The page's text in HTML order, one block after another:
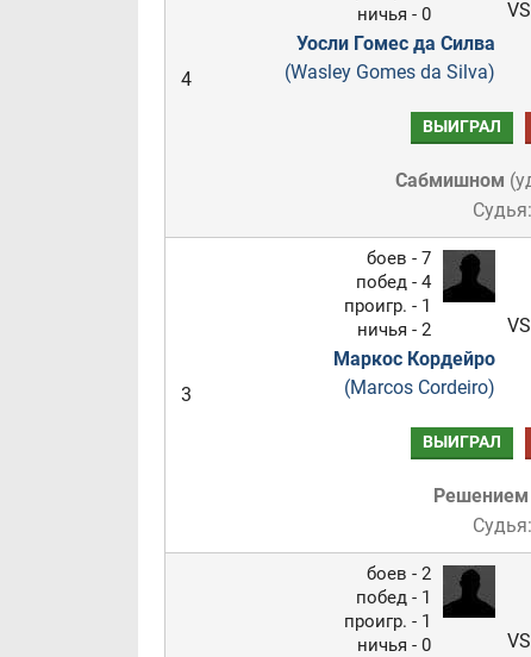
4
ничья - 0
Уосли Гомес да Силва
(Wasley Gomes da Silva)
VS
ВЫИГРАЛ
Сабмишном (
3
боев - 7
побед - 4
проигр. - 1
ничья - 2
Маркос Кордейро
(Marcos Cordeiro)
VS
ВЫИГРАЛ
Решением
боев - 2
побед - 1
проигр. - 1
ничья - 0
VS